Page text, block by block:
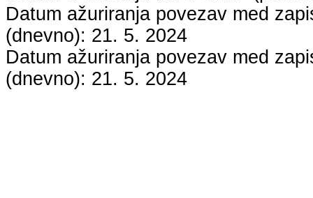
Datum ažuriranja povezav med
(dnevno): 21. 5. 2024
Datum ažuriranja povezav med
(dnevno): 21. 5. 2024